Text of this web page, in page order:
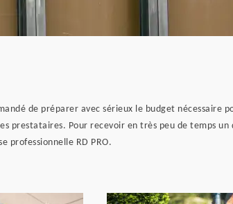
de préparer avec sérieux le budget nécessaire
prestataires. Pour recevoir en très peu de temps un
professionnelle RD PRO.